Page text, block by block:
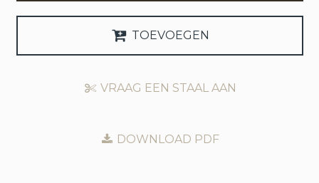
TOEVOEGEN
VRAAG EEN STAAL AAN
DOWNLOAD PDF